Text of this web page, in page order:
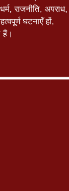
राजनीति, अपराध,
घटनाएँ हों,
हैं।